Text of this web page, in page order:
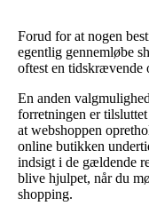
Forud for at nogen
egentlig gennemløbe
oftest en tidskrævende
En anden
forretningen er
at webshoppen
online butikken
indsigt i de gældende
blive hjulpet, når du
shopping.